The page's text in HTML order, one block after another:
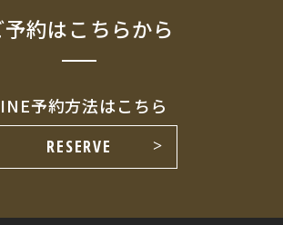
予約はこちらから
予約方法はこちら
RESERVE